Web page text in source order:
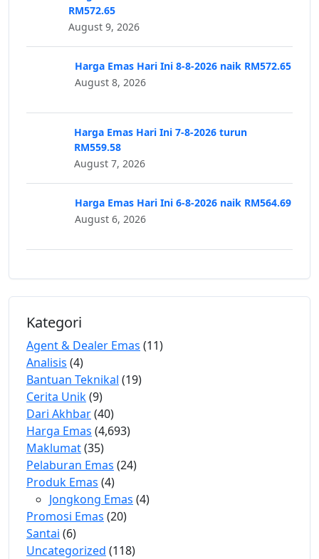
RM572.65
August 9, 2026
Harga Emas Hari Ini 8-8-2026 naik RM572.65
August 8, 2026
Harga Emas Hari Ini 7-8-2026 turun
RM559.58
August 7, 2026
Harga Emas Hari Ini 6-8-2026 naik RM564.69
August 6, 2026
Kategori
Agent & Dealer Emas (11)
Analisis (4)
Bantuan Teknikal (19)
Cerita Unik(9)
Dari Akhbar(40)
Harga Emas (4,693)
Maklumat(35)
Pelaburan Emas (24)
Produk Emas (4)
Jongkong Emas (4)
Promosi Emas (20)
Santai (6)
Uncategorized (118)